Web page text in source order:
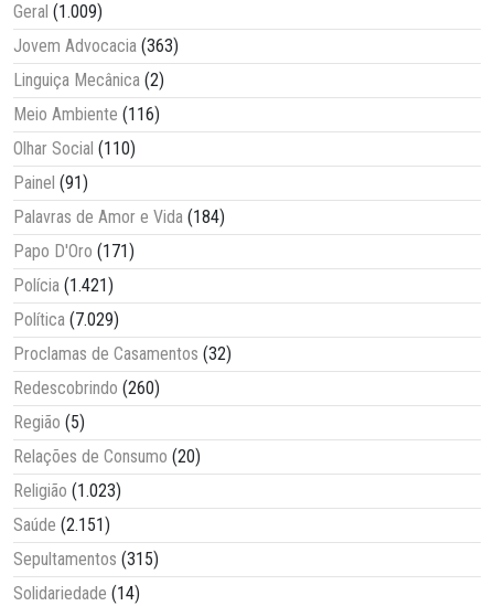
Geral (1.009)
Jovem Advocacia (363)
Linguiça Mecânica (2)
Meio Ambiente (116)
Olhar Social (110)
Painel (91)
Palavras de Amor e Vida (184)
Papo D'Oro (171)
Polícia (1.421)
Política (7.029)
Proclamas de Casamentos (32)
Redescobrindo (260)
Região (5)
Relações de Consumo (20)
Religião (1.023)
Saúde (2.151)
Sepultamentos (315)
Solidariedade (14)